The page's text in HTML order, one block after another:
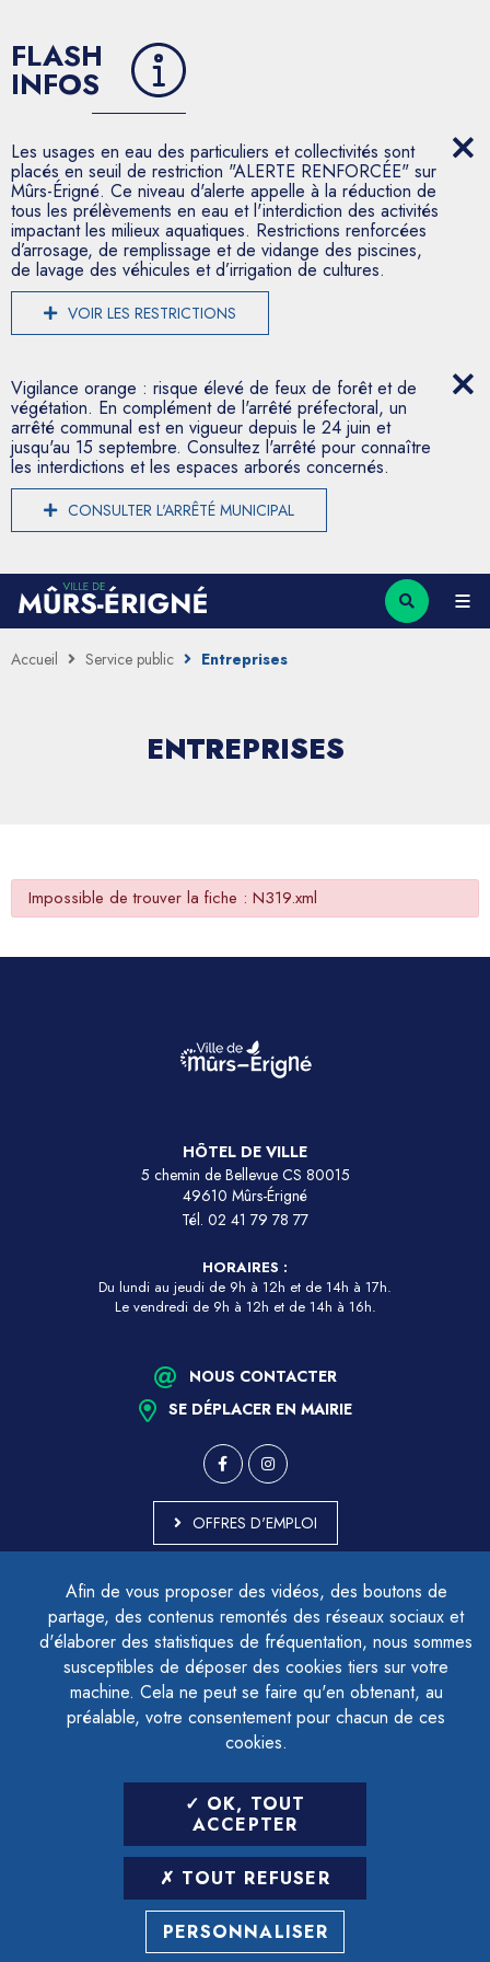
Afin de vous proposer des vidéos, des boutons de
partage, des contenus remontés des réseaux sociaux et
d'élaborer des statistiques de fréquentation, nous sommes
susceptibles de déposer des cookies tiers sur votre
machine. Cela ne peut se faire qu'en obtenant, au
préalable, votre consentement pour chacun de ces
cookies.
OK, TOUT
ACCEPTER
TOUT REFUSER
PERSONNALISER
FLASH
INFOS
Les usages en eau des particuliers et collectivités sont
placés en seuil de restriction "ALERTE RENFORCÉE" sur
Mûrs-Érigné. Ce niveau d'alerte appelle à la réduction de
tous les prélèvements en eau et l'interdiction des activités
impactant les milieux aquatiques. Restrictions renforcées
d’arrosage, de remplissage et de vidange des piscines,
de lavage des véhicules et d’irrigation de cultures.
VOIR LES RESTRICTIONS
Vigilance orange : risque élevé de feux de forêt et de
végétation. En complément de l'arrêté préfectoral, un
arrêté communal est en vigueur depuis le 24 juin et
jusqu'au 15 septembre. Consultez l'arrêté pour connaître
les interdictions et les espaces arborés concernés.
CONSULTER L'ARRÊTÉ MUNICIPAL
Accueil Service public Entreprises
ENTREPRISES
Impossible de trouver la fiche : N319.xml
HÔTEL DE VILLE
5 chemin de Bellevue CS 80015
49610 Mûrs-Érigné
Tél. 02 41 79 78 77
HORAIRES :
Du lundi au jeudi de 9h à 12h et de 14h à 17h.
Le vendredi de 9h à 12h et de 14h à 16h.
NOUS CONTACTER
SE DÉPLACER EN MAIRIE
OFFRES D'EMPLOI
ACCESSIBILITÉ - PARTIELLEMENT CONFORME
PLAN DU SITE
MENTIONS LÉGALES
CONTACTER LE DÉLÉGUÉ À LA PROTECTION DES DONNÉES
GESTION DES COOKIES
LETTRE D'INFORMATION
SAISIR VOTRE ADRESSE E-MAIL
POUR VOUS INSCRIRE :
ARCHIVES DÉSINSCRIPTION